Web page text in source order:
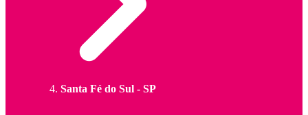
Santa Fé do Sul - SP